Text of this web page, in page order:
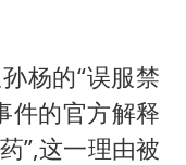
总书记点赞的非遗苗绣焕发新生机
杨的“误服禁
件的官方解释
”,这一理由被